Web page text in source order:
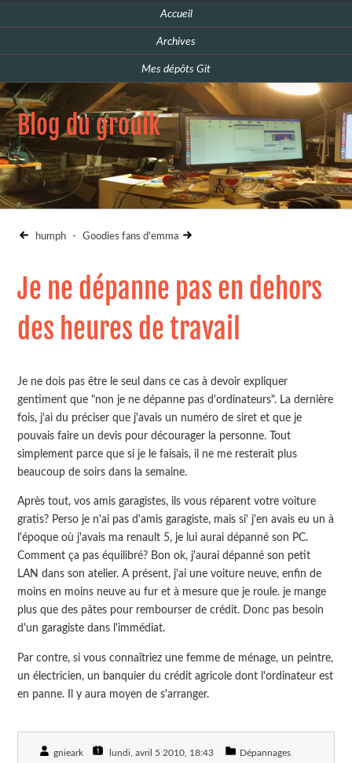
Accueil
Archives
Mes dépôts Git
Blog du grouik
humph - Goodies fans d'emma
Je ne dépanne pas en dehors
des heures de travail
Je ne dois pas être le seul dans ce cas à devoir expliquer
gentiment que "non je ne dépanne pas d'ordinateurs". La dernière
fois, j'ai du préciser que j'avais un numéro de siret et que je
pouvais faire un devis pour décourager la personne. Tout
simplement parce que si je le faisais, il ne me resterait plus
beaucoup de soirs dans la semaine.
Après tout, vos amis garagistes, ils vous réparent votre voiture
gratis? Perso je n'ai pas d'amis garagiste, mais si' j'en avais eu un à
l'époque où j'avais ma renault 5, je lui aurai dépanné son PC.
Comment ça pas équilibré? Bon ok, j'aurai dépanné son petit
LAN dans son atelier. A présent, j'ai une voiture neuve, enfin de
moins en moins neuve au fur et à mesure que je roule. je mange
plus que des pâtes pour rembourser de crédit. Donc pas besoin
d'un garagiste dans l'immédiat.
Par contre, si vous connaîtriez une femme de ménage, un peintre,
un électricien, un banquier du crédit agricole dont l'ordinateur est
en panne. Il y aura moyen de s'arranger.
gnieark lundi, avril 5 2010 , 18:43 Dépannages